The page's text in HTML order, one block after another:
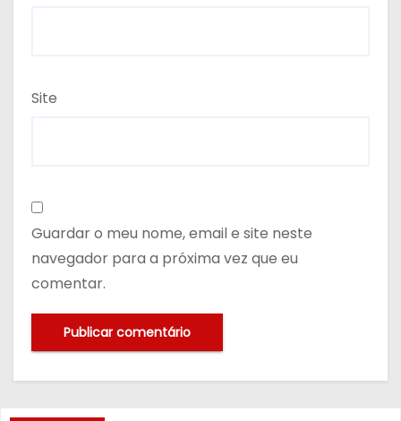
Site
Guardar o meu nome, email e site neste
navegador para a próxima vez que eu
comentar.